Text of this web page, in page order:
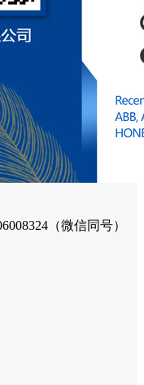
（微信同号）